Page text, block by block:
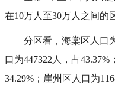
在10万人至30万人之间的
分区看，海棠区人口
口为447322人，占
34.29%；崖州区人口为